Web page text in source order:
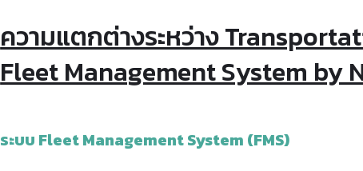
ความแตกต่างระหว่าง
Fleet Management System by
ระบบ Fleet Management System (FMS)